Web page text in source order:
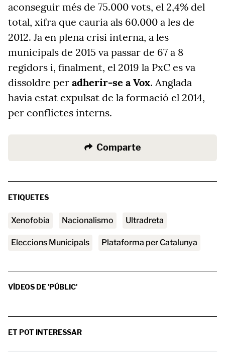
aconseguir més de 75.000 vots, el 2,4% del
total, xifra que cauria als 60.000 a les de
2012. Ja en plena crisi interna, a les
municipals de 2015 va passar de 67 a 8
regidors i, finalment, el 2019 la PxC es va
dissoldre per adherir-se a Vox. Anglada
havia estat expulsat de la formació el 2014,
per conflictes interns.
Comparte
ETIQUETES
xenofobia nacionalismo ultradreta
Eleccions Municipals Plataforma per Catalunya
VÍDEOS DE 'PÚBLIC'
ET POT INTERESSAR